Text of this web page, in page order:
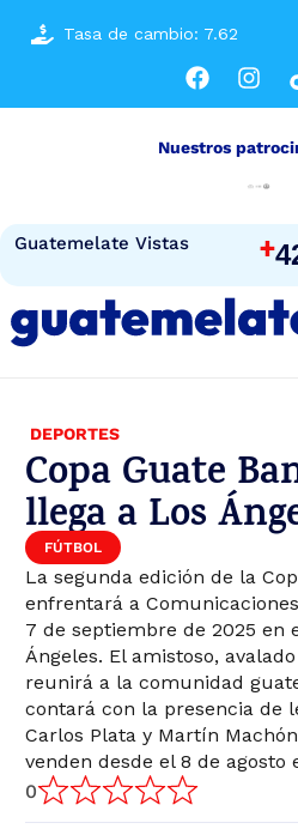
Tasa de cambio: 7.62
Guatemelate Vistas +
Nuestros
DEPORTES
Copa Guate
llega a Los
FÚTBOL
La segunda edición de la
enfrentará a
7 de septiembre de 2025 en
Ángeles. El amistoso,
reunirá a la comunidad
contará con la presencia de
Carlos Plata y Martín
venden desde el 8 de agosto
0